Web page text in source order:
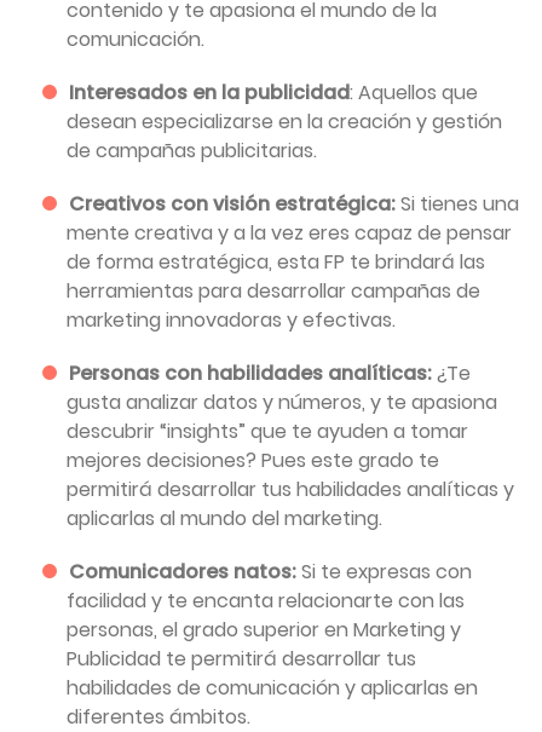
contenido y te apasiona el mundo de la
comunicación.
Interesados en la publicidad: Aquellos que
desean especializarse en la creación y gestión
de campañas publicitarias.
Creativos con visión estratégica:Si tienes una
mente creativa y a la vez eres capaz de pensar
de forma estratégica, esta FP te brindará las
herramientas para desarrollar campañas de
marketing innovadoras y efectivas.
Personas con habilidades analíticas:¿Te
gusta analizar datos y números, y te apasiona
descubrir “insights” que te ayuden a tomar
mejores decisiones? Pues este grado te
permitirá desarrollar tus habilidades analíticas y
aplicarlas al mundo del marketing.
Comunicadores natos:Si te expresas con
facilidad y te encanta relacionarte con las
personas, el grado superior en Marketing y
Publicidad te permitirá desarrollar tus
habilidades de comunicación y aplicarlas en
diferentes ámbitos.